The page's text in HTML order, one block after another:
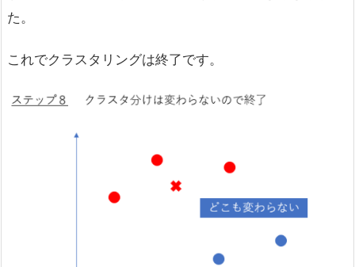
た。
これでクラスタリングは終了です。